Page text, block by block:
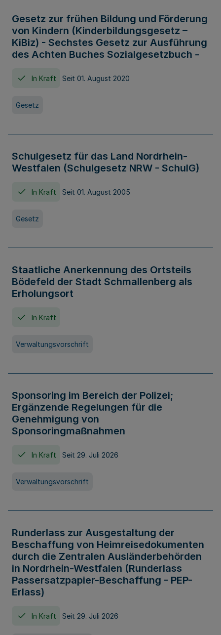
Gesetz zur frühen Bildung und Förderung
von Kindern (Kinderbildungsgesetz –
KiBiz) - Sechstes Gesetz zur Ausführung
des Achten Buches Sozialgesetzbuch -
In Kraft Seit 01. August 2020
Gesetz
Schulgesetz für das Land Nordrhein-
Westfalen (Schulgesetz NRW - SchulG)
In Kraft Seit 01. August 2005
Gesetz
Staatliche Anerkennung des Ortsteils
Bödefeld der Stadt Schmallenberg als
Erholungsort
In Kraft
Verwaltungsvorschrift
Sponsoring im Bereich der Polizei;
Ergänzende Regelungen für die
Genehmigung von
Sponsoringmaßnahmen
In Kraft Seit 29. Juli 2026
Verwaltungsvorschrift
Runderlass zur Ausgestaltung der
Beschaffung von Heimreisedokumenten
durch die Zentralen Ausländerbehörden
in Nordrhein-Westfalen (Runderlass
Passersatzpapier-Beschaffung - PEP-
Erlass)
In Kraft Seit 29. Juli 2026